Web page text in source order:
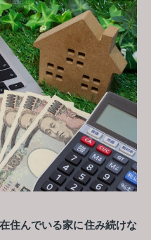
住んでいる家に住み続けな